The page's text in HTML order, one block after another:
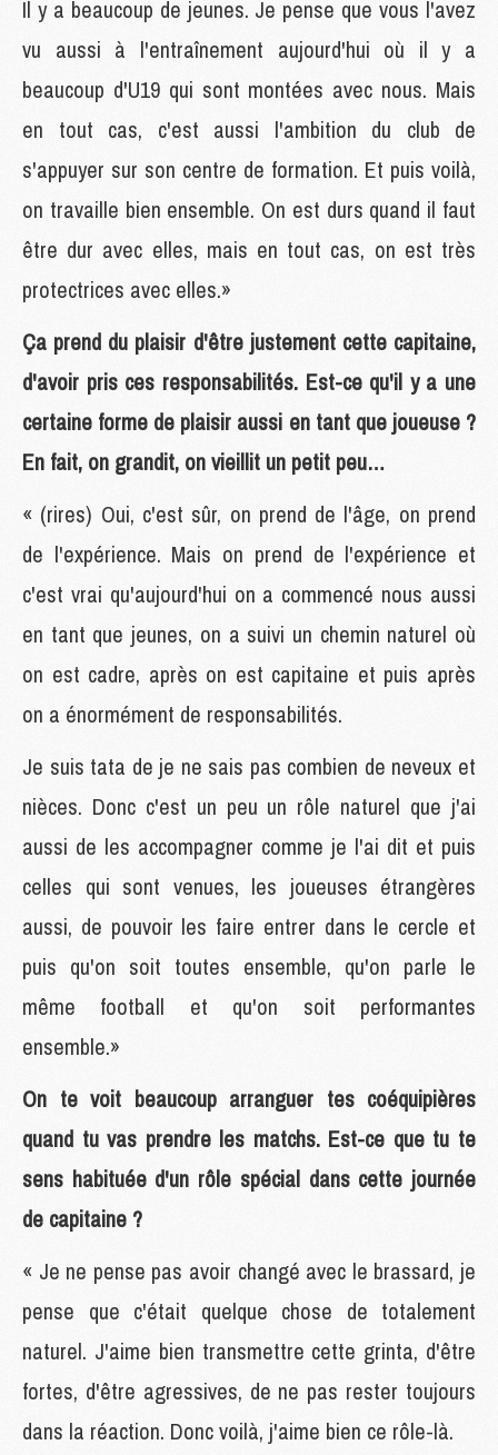
Il y a beaucoup de jeunes. Je pense que vous l'avez
vu aussi à l'entraînement aujourd'hui où il y a
beaucoup d'U19 qui sont montées avec nous. Mais
en tout cas, c'est aussi l'ambition du club de
s'appuyer sur son centre de formation. Et puis voilà,
on travaille bien ensemble. On est durs quand il faut
être dur avec elles, mais en tout cas, on est très
protectrices avec elles.»
Ça prend du plaisir d'être justement cette capitaine,
d'avoir pris ces responsabilités. Est-ce qu'il y a une
certaine forme de plaisir aussi en tant que joueuse ?
En fait, on grandit, on vieillit un petit peu…
« (rires) Oui, c'est sûr, on prend de l'âge, on prend
de l'expérience. Mais on prend de l'expérience et
c'est vrai qu'aujourd'hui on a commencé nous aussi
en tant que jeunes, on a suivi un chemin naturel où
on est cadre, après on est capitaine et puis après
on a énormément de responsabilités.
Je suis tata de je ne sais pas combien de neveux et
nièces. Donc c'est un peu un rôle naturel que j'ai
aussi de les accompagner comme je l'ai dit et puis
celles qui sont venues, les joueuses étrangères
aussi, de pouvoir les faire entrer dans le cercle et
puis qu'on soit toutes ensemble, qu'on parle le
même football et qu'on soit performantes
ensemble.»
On te voit beaucoup arranguer tes coéquipières
quand tu vas prendre les matchs. Est-ce que tu te
sens habituée d'un rôle spécial dans cette journée
de capitaine ?
« Je ne pense pas avoir changé avec le brassard, je
pense que c'était quelque chose de totalement
naturel. J'aime bien transmettre cette grinta, d'être
fortes, d'être agressives, de ne pas rester toujours
dans la réaction. Donc voilà, j'aime bien ce rôle-là.